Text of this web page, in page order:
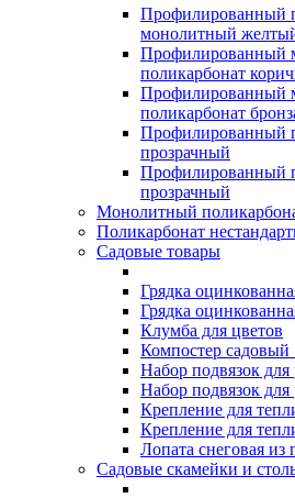
Профилированный
монолитный
Профилированный
поликарбонат
Профилированный
поликарбонат
Профилированный
прозрачный
Профилированный
прозрачный
Монолитный
Поликарбонат
Садовые товары
Грядка
Грядка
Клумба для цветов
Компостер садовый
Набор подвязок
Набор подвязок
Крепление для
Крепление для
Лопата снеговая из
Садовые скамейки и